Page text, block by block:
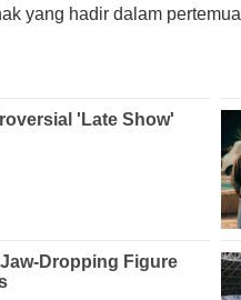
yang hadir dalam